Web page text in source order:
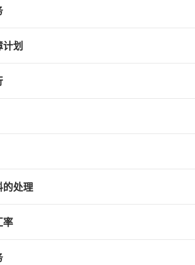
划
的处理
率